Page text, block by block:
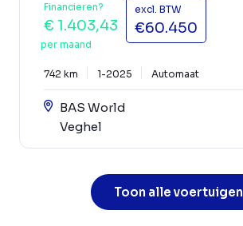
Financieren?
€ 1.403,43
per maand
excl. BTW
€60.450
742 km 1-2025 Automaat
BAS World
Veghel
Toon alle voertuigen